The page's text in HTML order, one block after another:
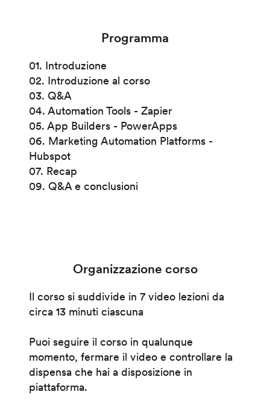
Programma
01. Introduzione
02. Introduzione al corso
03. Q&A
04. Automation Tools - Zapier
05. App Builders - PowerApps
06. Marketing Automation Platforms -
Hubspot
07. Recap
09. Q&A e conclusioni
Organizzazione corso
Il corso si suddivide in 7 video lezioni da
circa 13 minuti ciascuna
Puoi seguire il corso in qualunque
momento, fermare il video e controllare la
dispensa che hai a disposizione in
piattaforma.